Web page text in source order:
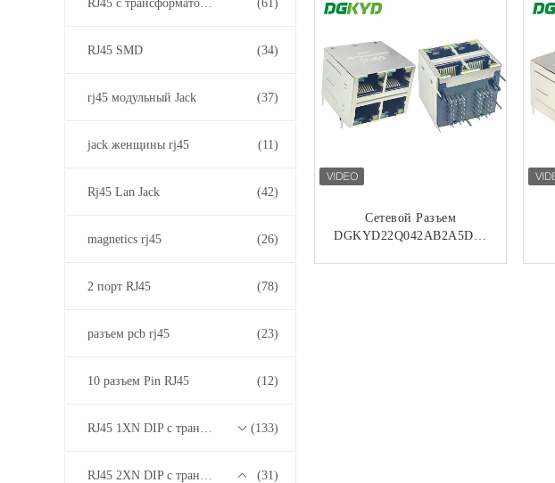
RJ45 с трансформатором (61)
RJ45 SMD (34)
rj45 модульный Jack (37)
jack женщины rj45 (11)
Rj45 Lan Jack (42)
magnetics rj45 (26)
2 порт RJ45 (78)
разъем pcb rj45 (23)
10 разъем Pin RJ45 (12)
RJ45 1XN DIP с трансформатором 10/100/1000M Base-T Series (133)
RJ45 2XN DIP с трансформатором 10/100/1000M Base-T Series (31)
Гигабитный Разъем
68 (POE+)
Сетевой Разъем
DGKYD22Q042AB2A5D06